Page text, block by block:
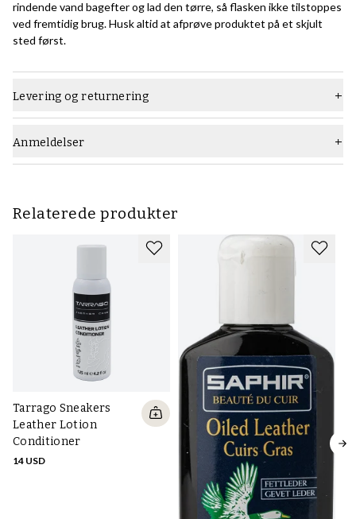
rindende vand bagefter og lad den tørre, så flasken ikke tilstoppes
ved fremtidig brug. Husk altid at afprøve produktet på et skjult
sted først.
Levering og returnering
Anmeldelser
Relaterede produkter
Tarrago Sneakers
Leather Lotion
Conditioner
14 USD